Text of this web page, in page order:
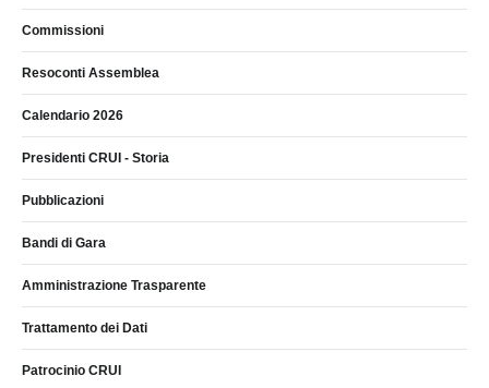
Commissioni
Resoconti Assemblea
Calendario 2026
Presidenti CRUI - Storia
Pubblicazioni
Bandi di Gara
Amministrazione Trasparente
Trattamento dei Dati
Patrocinio CRUI